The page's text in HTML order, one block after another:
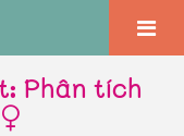
Phân tích